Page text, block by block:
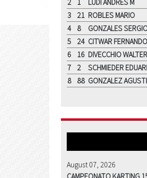
2
1 LUDI ANDRES M
3
21 ROBLES MARIO
4
8 GONZALES
5
24 CITWAR FERNANDO
6
16 DIVECCHIO WALTER
7
2 SCHMIEDER
8
88 GONZALEZ
August 07, 2026
CAMPEONATO KARTING